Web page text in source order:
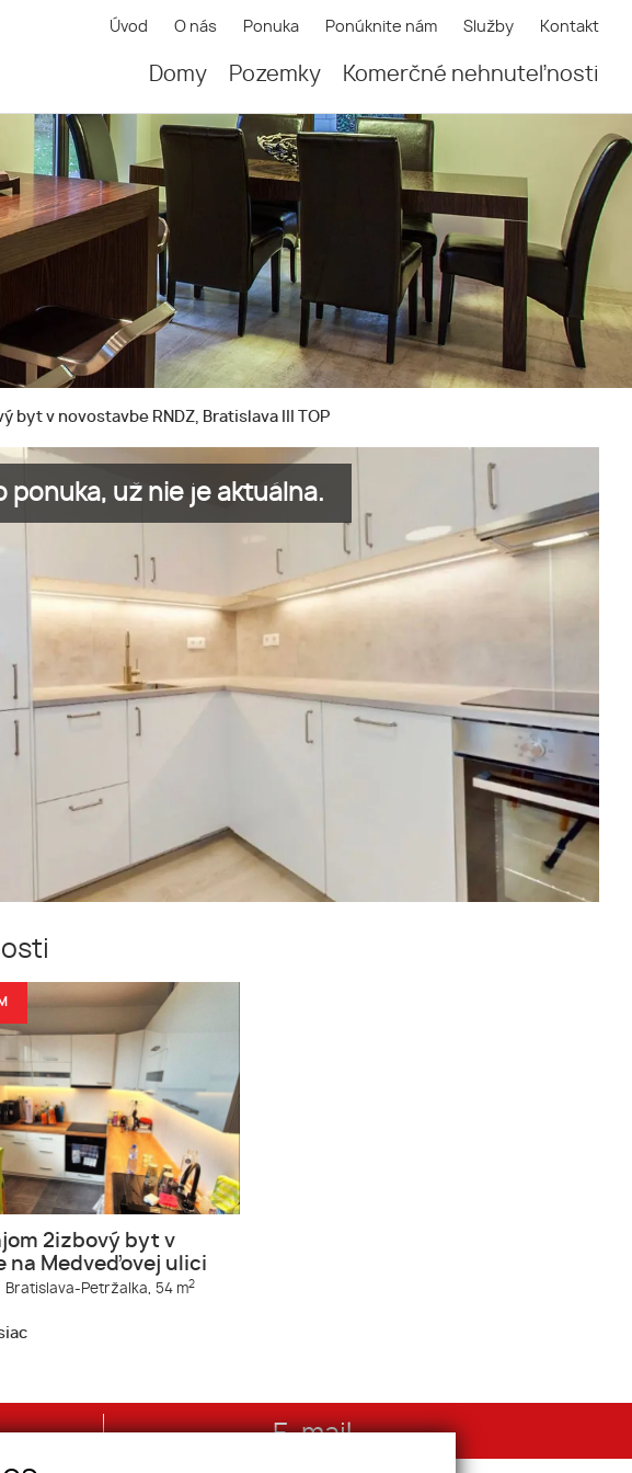
Úvod O nás Ponuka Ponúknite nám Služby Kontakt
Domy Pozemky Komerčné nehnuteľnosti
byt v novostavbe RNDZ, Bratislava III TOP
ponuka, už nie je aktuálna.
2izbový byt v
na Medveďovej ulici
Bratislava-Petržalka, 54 m2
E-mail